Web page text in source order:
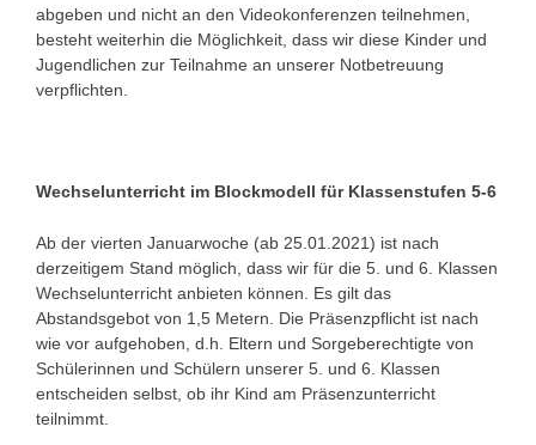
abgeben und nicht an den Videokonferenzen teilnehmen,
besteht weiterhin die Möglichkeit, dass wir diese Kinder und
Jugendlichen zur Teilnahme an unserer Notbetreuung
verpflichten.
Wechselunterricht im Blockmodell für Klassenstufen 5-6
Ab der vierten Januarwoche (ab 25.01.2021) ist nach
derzeitigem Stand möglich, dass wir für die 5. und 6. Klassen
Wechselunterricht anbieten können. Es gilt das
Abstandsgebot von 1,5 Metern. Die Präsenzpflicht ist nach
wie vor aufgehoben, d.h. Eltern und Sorgeberechtigte von
Schülerinnen und Schülern unserer 5. und 6. Klassen
entscheiden selbst, ob ihr Kind am Präsenzunterricht
teilnimmt.